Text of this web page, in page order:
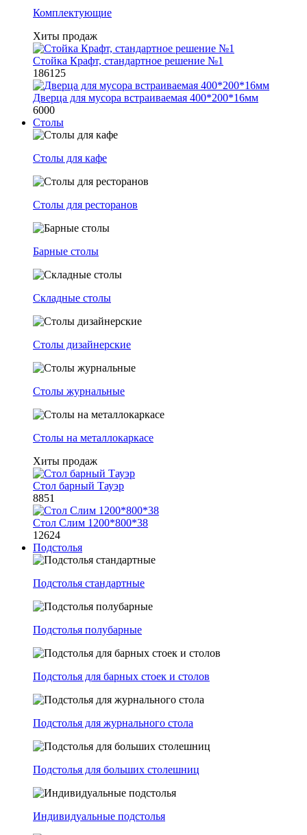
Комплектующие
Хиты продаж
Стойка Крафт, стандартное решение №1
186125
Дверца для мусора встраиваемая 400*200*16мм
6000
Столы
Столы для кафе
Столы для ресторанов
Барные столы
Складные столы
Столы дизайнерские
Столы журнальные
Столы на металлокаркасе
Хиты продаж
Стол барный Тауэр
8851
Стол Слим 1200*800*38
12624
Подстолья
Подстолья стандартные
Подстолья полубарные
Подстолья для барных стоек и столов
Подстолья для журнального стола
Подстолья для больших столешниц
Индивидуальные подстолья